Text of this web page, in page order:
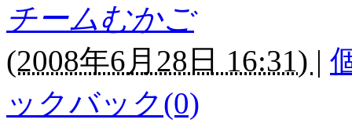
チームむかご
(2008年6月28日 16:31) |
ックバック(0)